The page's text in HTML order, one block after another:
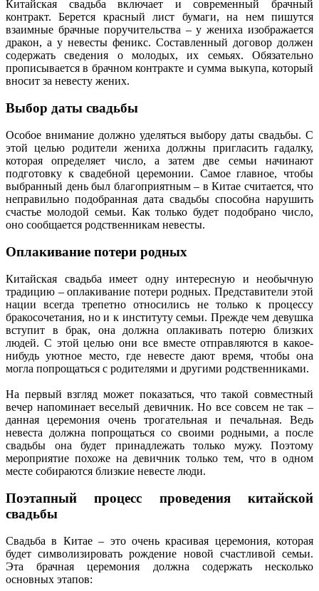
Китайская свадьба включает и современный брачный
контракт. Берется красный лист бумаги, на нем пишутся
взаимные брачные поручительства – у жениха изображается
дракон, а у невесты феникс. Составленный договор должен
содержать сведения о молодых, их семьях. Обязательно
прописывается в брачном контракте и сумма выкупа, который
вносит за невесту жених.
Выбор даты свадьбы
Особое внимание должно уделяться выбору даты свадьбы. С
этой целью родители жениха должны пригласить гадалку,
которая определяет число, а затем две семьи начинают
подготовку к свадебной церемонии. Самое главное, чтобы
выбранный день был благоприятным – в Китае считается, что
неправильно подобранная дата свадьбы способна нарушить
счастье молодой семьи. Как только будет подобрано число,
оно сообщается родственникам невесты.
Оплакивание потери родных
Китайская свадьба имеет одну интересную и необычную
традицию – оплакивание потери родных. Представители этой
нации всегда трепетно относились не только к процессу
бракосочетания, но и к институту семьи. Прежде чем девушка
вступит в брак, она должна оплакивать потерю близких
людей. С этой целью они все вместе отправляются в какое-
нибудь уютное место, где невесте дают время, чтобы она
могла попрощаться с родителями и другими родственниками.
На первый взгляд может показаться, что такой совместный
вечер напоминает веселый девичник. Но все совсем не так –
данная церемония очень трогательная и печальная. Ведь
невеста должна попрощаться со своими родными, а после
свадьбы она будет принадлежать только мужу. Поэтому
мероприятие похоже на девичник только тем, что в одном
месте собираются близкие невесте люди.
Поэтапный процесс проведения китайской
свадьбы
Свадьба в Китае – это очень красивая церемония, которая
будет символизировать рождение новой счастливой семьи.
Эта брачная церемония должна содержать несколько
основных этапов: